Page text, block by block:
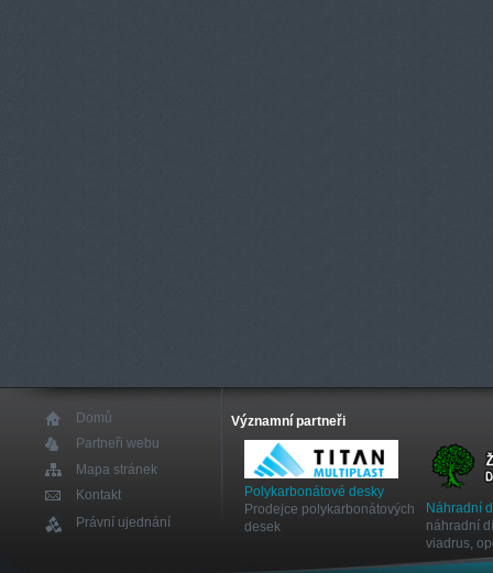
Domů
Partneři webu
Mapa stránek
Kontakt
Právní ujednání
Významní partneři
Polykarbonátové desky
Prodejce polykarbonátových
desek
Náhradní
náhradní
viadrus,